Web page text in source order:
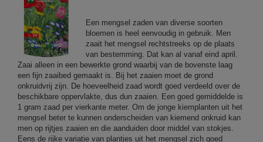
Een mengsel zaden van diverse soorten
bloemen is heel eenvoudig in gebruik. Men
zaait het mengsel rechtstreeks op de plaats
van bestemming. Dat kan al vanaf eind april.
Zaai alleen in een bewerkte grond waarbij van de bovenste laag
een fijn zaaibed gemaakt is. Bij het zaaien moet de grond
onkruidvrij zijn. De hoeveelheid zaad wordt goed verdeeld over de
beschikbare oppervlakte, dus dun zaaien. Een goed gemiddelde is
1 gram zaad per vierkante meter. Om de jonge kiemplanten uit het
mengsel beter te kunnen onderscheiden van kiemend onkruid kan
men op rijtjes zaaien en die aanduiden door middel van stokjes.
Eens de rijke variatie van plantjes uit het mengsel zich goed